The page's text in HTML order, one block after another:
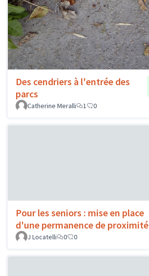
Des cendriers à l'entrée des
parcs
Catherine Meralli
1 0
Pour les seniors : mise en place
d'une permanence de proximité
J Locatelli
0 0